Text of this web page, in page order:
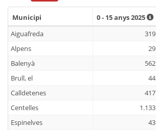
Municipi 0 - 15 anys 2025
Municipi 0 - 15 anys 2025
Aiguafreda
319
Alpens
29
Balenyà
562
Brull, el
44
Calldetenes
417
Centelles
1.133
Espinelves
43